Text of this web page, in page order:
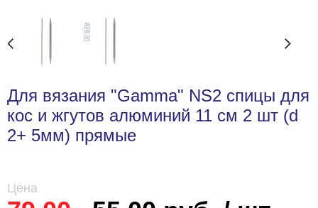
Для вязания "Gamma" NS2 спицы для
кос и жгутов алюминий 11 см 2 шт (d
2+ 5мм) прямые
Цена